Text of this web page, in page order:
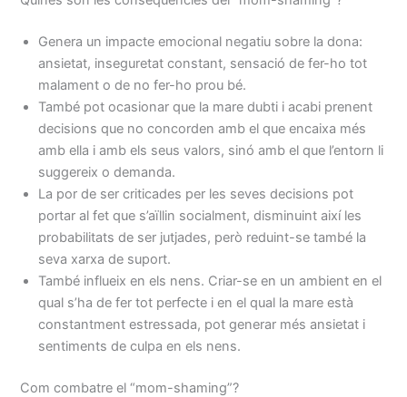
Genera un impacte emocional negatiu sobre la dona:
ansietat, inseguretat constant, sensació de fer-ho tot
malament o de no fer-ho prou bé.
També pot ocasionar que la mare dubti i acabi prenent
decisions que no concorden amb el que encaixa més
amb ella i amb els seus valors, sinó amb el que l’entorn li
suggereix o demanda.
La por de ser criticades per les seves decisions pot
portar al fet que s’aïllin socialment, disminuint així les
probabilitats de ser jutjades, però reduint-se també la
seva xarxa de suport.
També influeix en els nens. Criar-se en un ambient en el
qual s’ha de fer tot perfecte i en el qual la mare està
constantment estressada, pot generar més ansietat i
sentiments de culpa en els nens.
Com combatre el “mom-shaming”?